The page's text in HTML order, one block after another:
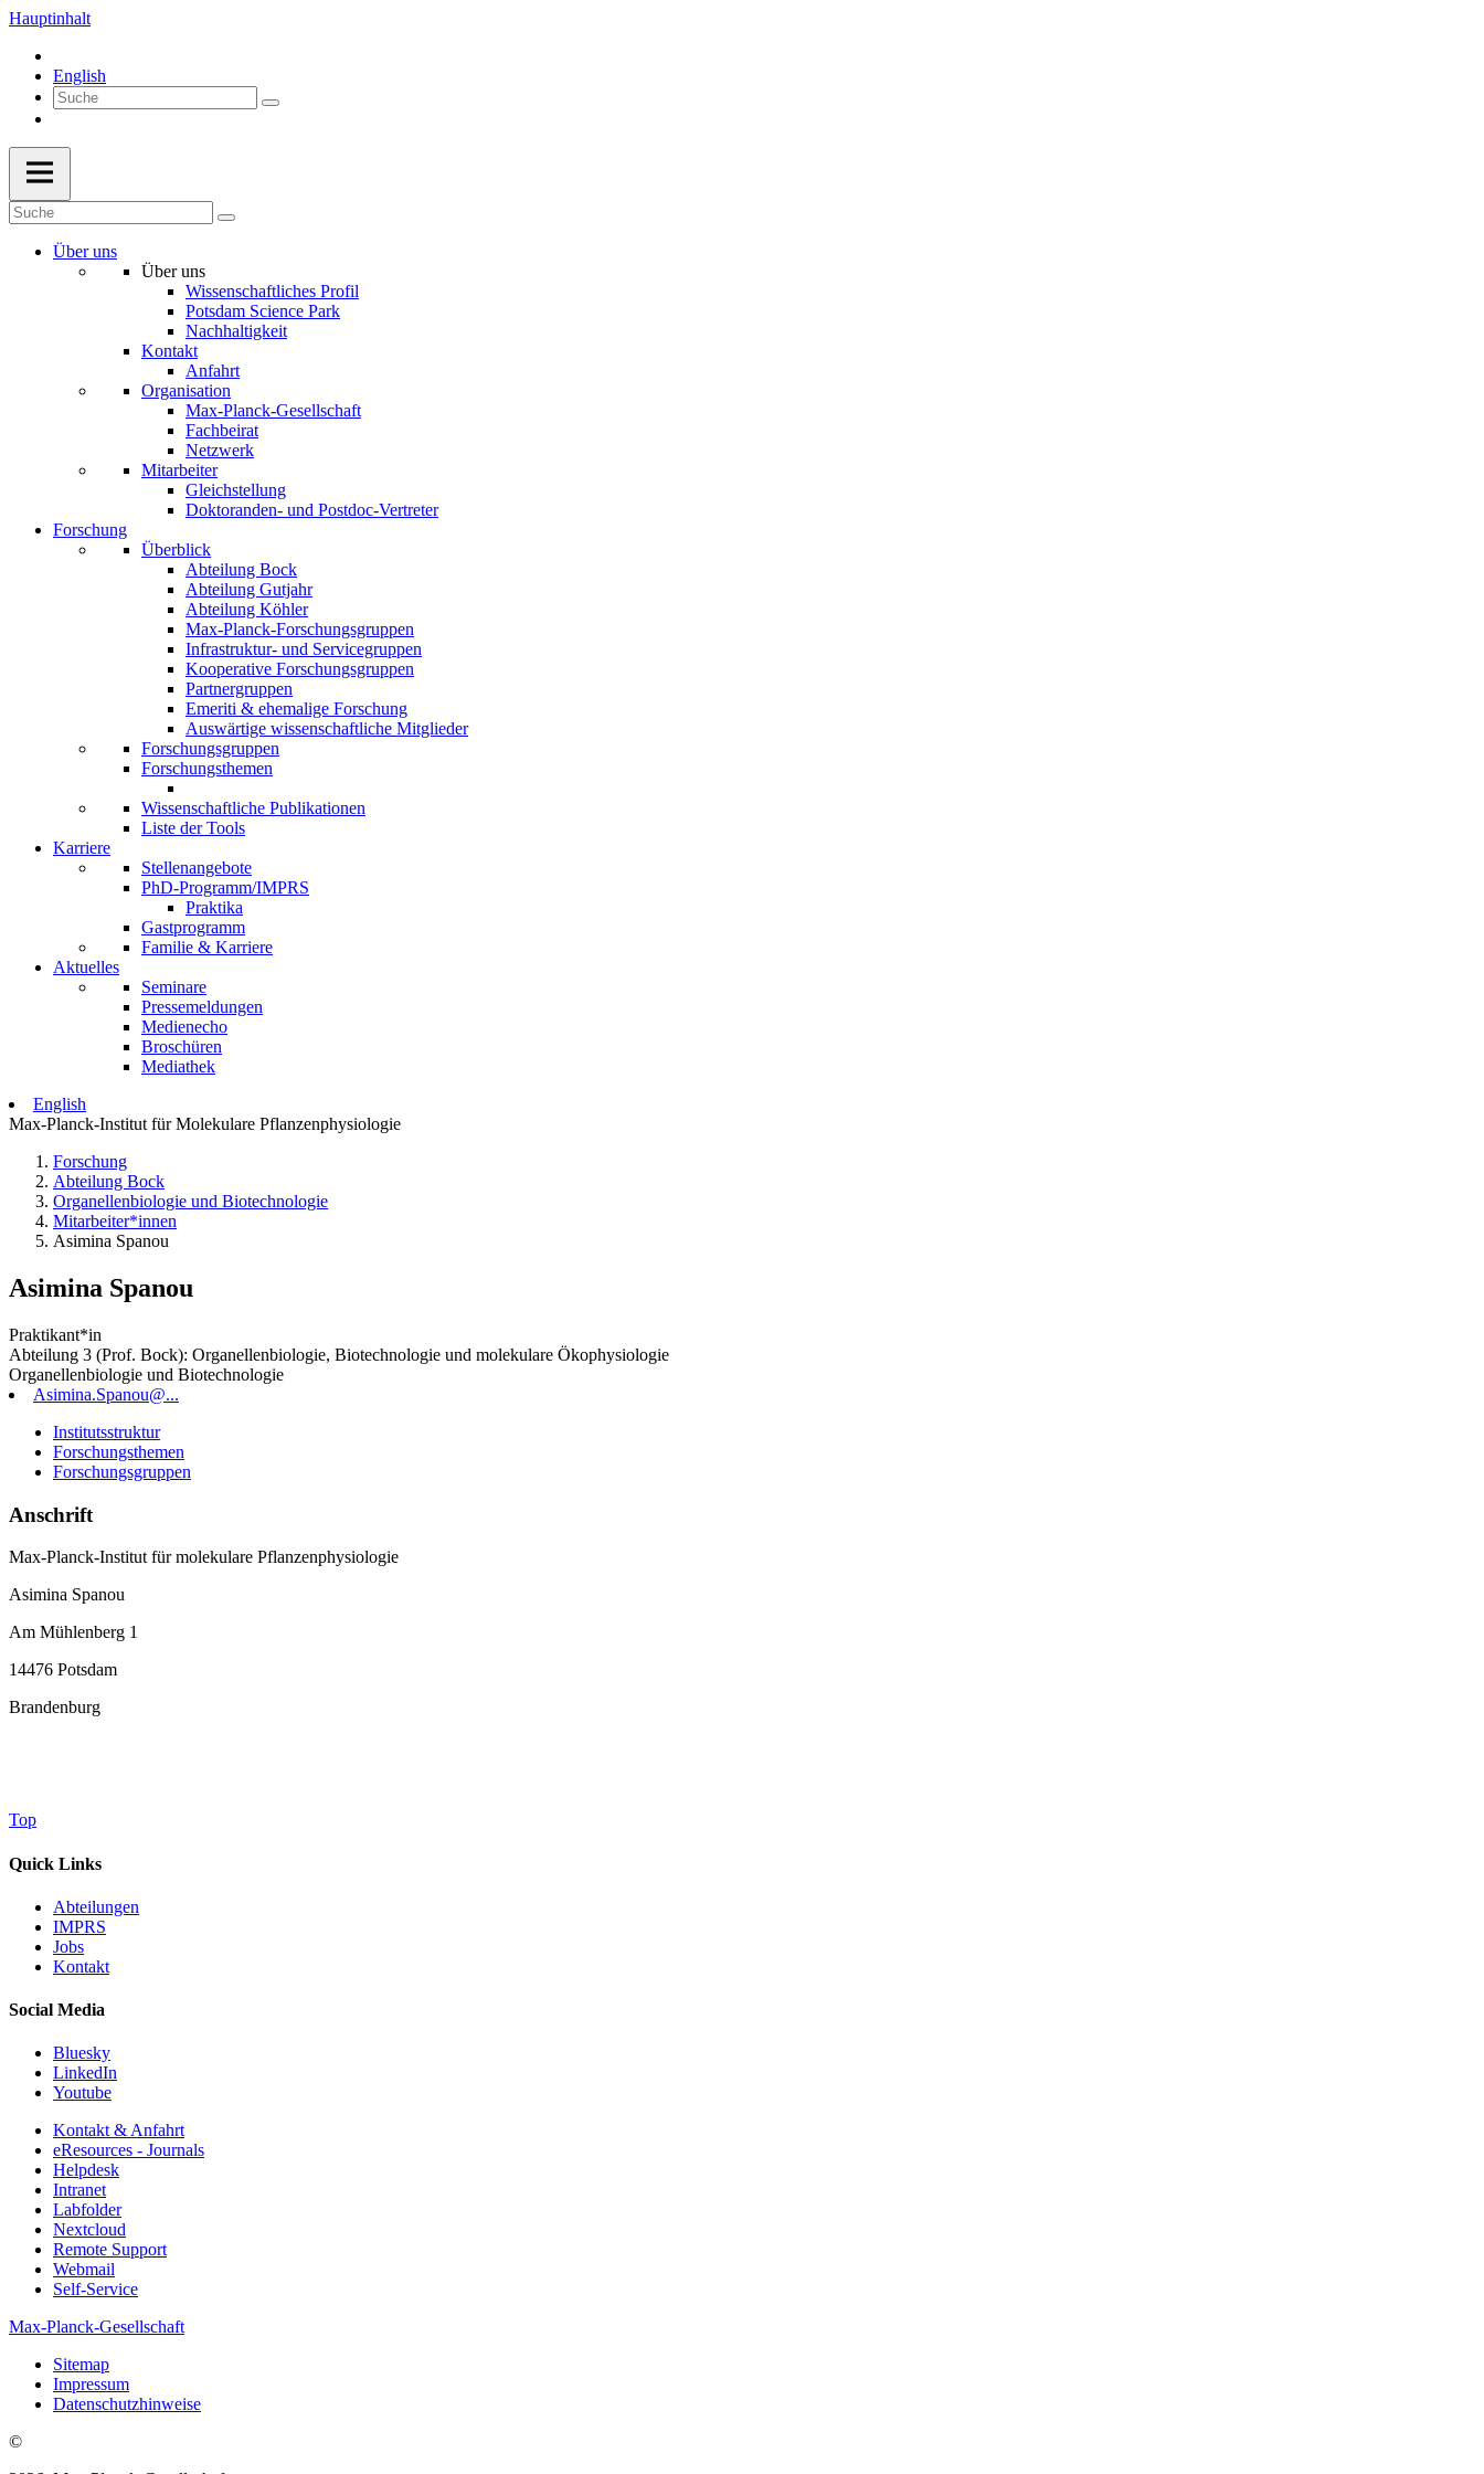
Hauptinhalt
English
Über uns
Über uns
Wissenschaftliches Profil
Potsdam Science Park
Nachhaltigkeit
Kontakt
Anfahrt
Organisation
Max-Planck-Gesellschaft
Fachbeirat
Netzwerk
Mitarbeiter
Gleichstellung
Doktoranden- und Postdoc-Vertreter
Forschung
Überblick
Abteilung Bock
Abteilung Gutjahr
Abteilung Köhler
Max-Planck-Forschungsgruppen
Infrastruktur- und Servicegruppen
Kooperative Forschungsgruppen
Partnergruppen
Emeriti & ehemalige Forschung
Auswärtige wissenschaftliche Mitglieder
Forschungsgruppen
Forschungsthemen
Wissenschaftliche Publikationen
Liste der Tools
Karriere
Stellenangebote
PhD-Programm/IMPRS
Praktika
Gastprogramm
Familie & Karriere
Aktuelles
Seminare
Pressemeldungen
Medienecho
Broschüren
Mediathek
English
Max-Planck-Institut für Molekulare Pflanzenphysiologie
Forschung
Abteilung Bock
Organellenbiologie und Biotechnologie
Mitarbeiter*innen
Asimina Spanou
Asimina Spanou
Praktikant*in
Abteilung 3 (Prof. Bock): Organellenbiologie, Biotechnologie und molekulare Ökophysiologie
Organellenbiologie und Biotechnologie
Asimina.Spanou@...
Institutsstruktur
Forschungsthemen
Forschungsgruppen
Anschrift
Max-Planck-Institut für molekulare Pflanzenphysiologie
Asimina Spanou
Am Mühlenberg 1
14476 Potsdam
Brandenburg
Top
Quick Links
Abteilungen
IMPRS
Jobs
Kontakt
Social Media
Bluesky
LinkedIn
Youtube
Kontakt & Anfahrt
eResources - Journals
Helpdesk
Intranet
Labfolder
Nextcloud
Remote Support
Webmail
Self-Service
Max-Planck-Gesellschaft
Sitemap
Impressum
Datenschutzhinweise
©